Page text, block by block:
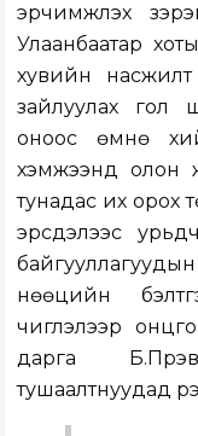
эрчимжүүлэх
Улаанбаатар
хувийн
зайлуулах гол
оноос өмнө
хэмжээнд олон
тунадас их орох
эрсдэлээс
нөөцийн
чиглэлээр
дарга
тушаалтнуудад